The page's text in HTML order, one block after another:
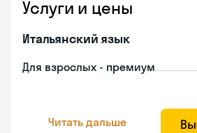
Услуги и цены
Итальянский язык
Для взрослых - премиум
Читать дальше